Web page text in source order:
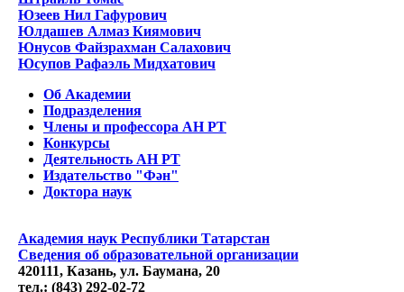
Юзеев Нил Гафурович
Юлдашев Алмаз Киямович
Юнусов Файзрахман Салахович
Юсупов Рафаэль Мидхатович
Об Академии
Подразделения
Члены и профессора АН РТ
Конкурсы
Деятельность АН РТ
Издательство "Фән"
Доктора наук
Академия наук Республики Татарстан
Сведения об образовательной организации
420111, Казань, ул. Баумана, 20
тел.: (843) 292-02-72